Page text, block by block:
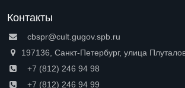
Контакты
cbspr@cult.gugov.spb.ru
197136, Санкт-Петербург, улица
+7 (812) 246 94 98
+7 (812) 246 94 99